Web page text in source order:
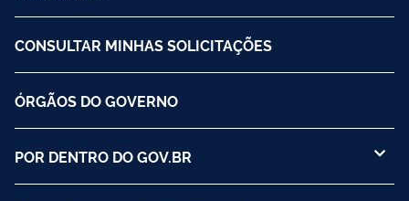
CONSULTAR MINHAS SOLICITAÇÕES
ÓRGÃOS DO GOVERNO
POR DENTRO DO GOV.BR